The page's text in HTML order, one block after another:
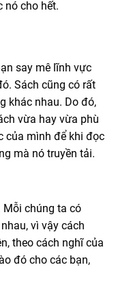
nó cho hết.
say mê lĩnh vực
Sách cũng có rất
khác nhau. Do đó,
vừa hay vừa phù
của mình để khi đọc
mà nó truyền tải.
Mỗi chúng ta có
vì vậy cách
theo cách nghĩ của
đó cho các bạn,